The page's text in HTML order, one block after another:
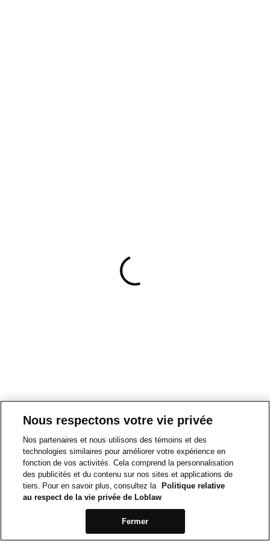
Nous respectons votre vie privée
Nos partenaires et nous utilisons des témoins et des
technologies similaires pour améliorer votre expérience en
fonction de vos activités. Cela comprend la personnalisation
des publicités et du contenu sur nos sites et applications de
tiers. Pour en savoir plus, consultez la
Politique relative
au respect de la vie privée de Loblaw
Fermer